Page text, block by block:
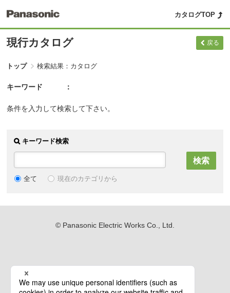
カタログTOP
現行カタログ 戻る
トップ 検索結果：カタログ
キーワード
条件を入力して検索して下さい。
キーワード検索
全て 現在のカテゴリから
© Panasonic Electric Works Co., Ltd.